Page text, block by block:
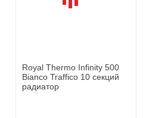
Royal Thermo Infinity 500
Bianco Traffico 10 секций
радиатор